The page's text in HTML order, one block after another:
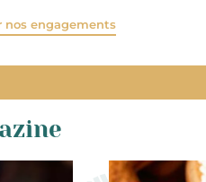
nos engagements